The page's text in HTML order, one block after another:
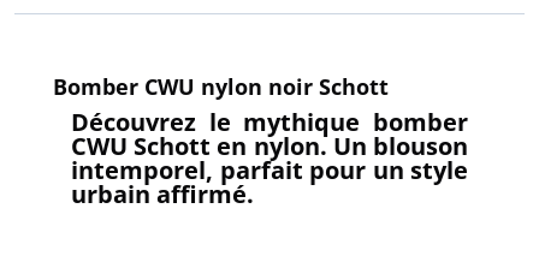
Bomber CWU nylon noir Schott
Découvrez le mythique bomber
CWU Schott en nylon. Un blouson
intemporel, parfait pour un style
urbain affirmé.